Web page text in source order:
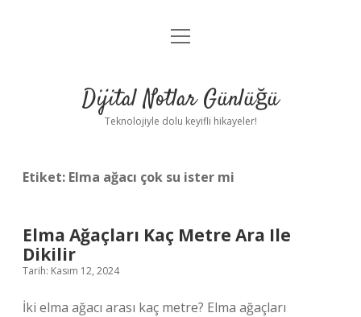
Anasayfa
Yasal Uyarı
menüyü
Dijital Notlar Günlüğü
Teknolojiyle dolu keyifli hikayeler!
Etiket: Elma ağacı çok su ister mi
Elma Ağaçları Kaç Metre Ara Ile
Dikilir
Tarih: Kasım 12, 2024
İki elma ağacı arası kaç metre? Elma ağaçları